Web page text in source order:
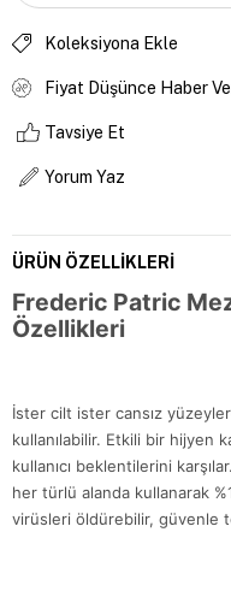
Koleksiyona Ekle
Fiyat Düşünce Haber
Tavsiye Et
Yorum Yaz
ÜRÜN ÖZELLIKLERI
Frederic Patric
Özellikleri
İster cilt ister cansız
kullanılabilir. Etkili bir hijyen
kullanıcı beklentilerini
her türlü alanda kullanarak
virüsleri öldürebilir, güvenle